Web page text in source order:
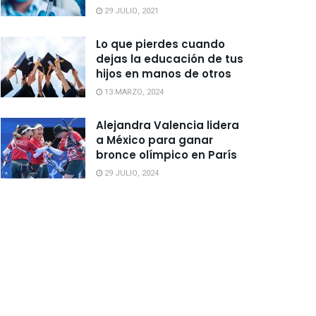
29 JULIO, 2021
Lo que pierdes cuando
dejas la educación de tus
hijos en manos de otros
13 MARZO, 2024
Alejandra Valencia lidera
a México para ganar
bronce olímpico en París
29 JULIO, 2024